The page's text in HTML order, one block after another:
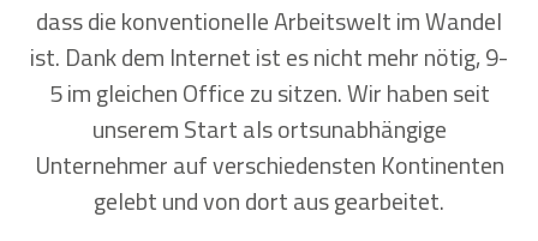
dass die konventionelle Arbeitswelt im Wandel
ist. Dank dem Internet ist es nicht mehr nötig, 9-
5 im gleichen Office zu sitzen. Wir haben seit
unserem Start als ortsunabhängige
Unternehmer auf verschiedensten Kontinenten
gelebt und von dort aus gearbeitet.